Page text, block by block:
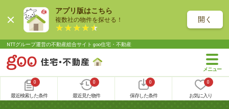
アプリ版はこちら
複数社の物件を探せる！ 開く
NTTグループ運営の不動産総合サイト goo住宅・不動産
0
最近検索した条件
0
最近見た物件
0
保存した条件
0
お気に入り